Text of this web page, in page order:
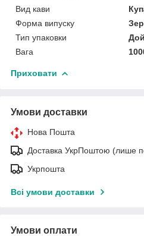
Вид кави
Форма випуску
Тип упаковки
Вага
Приховати
Умови доставки
Нова Пошта
Доставка УкрПоштою (лише
Укрпошта
Всі умови доставки
Умови оплати